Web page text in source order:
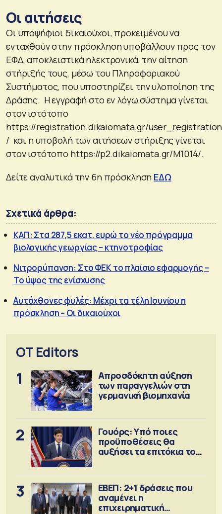
Οι αιτήσεις
Οι υποψήφιοι δικαιούχοι, προκειμένου να
ενταχθούν στην πρόσκληση υποβάλλουν προς τον
ΕΦΔ, αποκλειστικά ηλεκτρονικά, την αίτηση
στήριξής τους, μέσω του Πληροφοριακού
Συστήματος, που υποστηρίζει την υλοποίηση της
Δράσης. Η εγγραφή στο εν λόγω σύστημα γίνεται
στον ιστότοπο
https://registration.dikaiomata.gr/user_registration
/ και η υποβολή των αιτήσεων στήριξης γίνεται
στον ιστότοπο https://p2.dikaiomata.gr/M1014/.
Δείτε αναλυτικά την 6η πρόσκληση ΕΔΩ
Σχετικά άρθρα:
ΚΑΠ: Στα 287,5 εκατ. ευρώ το νέο πρόγραμμα
βιολογικής γεωργίας – κτηνοτροφίας
Νιτρορύπανση: Στο ΦΕΚ το πλαίσιο εφαρμογής –
Το ύψος της ενίσχυσης
Αυτόχθονες φυλές: Μέχρι τα τέλη Ιουνίου η
πρόσκληση – Οι δικαιούχοι
OT Editors
1
Απροσδόκητη αύξηση
των παραγγελιών στη
γερμανική βιομηχανία
2
Γουόρς: Υπό ποιες
προϋποθέσεις θα
αυξήσει τα επιτόκια τον
3
ΕΒΕΠ: 2+1 δράσεις που
αναμένει η
επιχειρηματική